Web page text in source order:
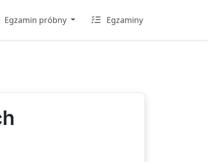
Egzamin próbny Egzaminy